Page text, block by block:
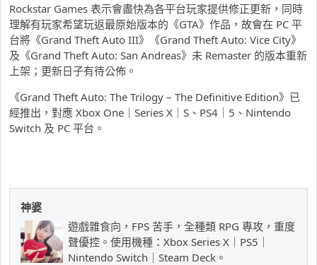
Rockstar Games 表示會盡快為各平台玩家提供修正更新，同時
理解有玩家希望玩返最原始版本的《GTA》作品，故會在 PC 平
台將《Grand Theft Auto III》《Grand Theft Auto: Vice City》
及《Grand Theft Auto: San Andreas》未 Remaster 的版本重新
上架；更新日子有待公佈。
《Grand Theft Auto: The Trilogy – The Definitive Edition》已
經推出，對應 Xbox One ｜ Series X ｜ S 、 PS4 ｜ 5 、 Nintendo
Switch 及 PC 平台。
神婆
遊戲雜食向，FPS 苦手，全種類 RPG 專攻，重度
聲優控。使用機種：Xbox Series X｜PS5｜
Nintendo Switch｜Steam Deck。